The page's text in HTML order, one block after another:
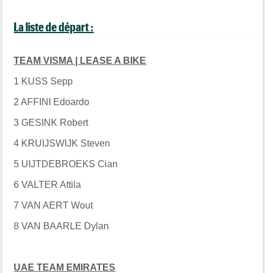
La liste de départ :
TEAM VISMA | LEASE A BIKE
1 KUSS Sepp
2 AFFINI Edoardo
3 GESINK Robert
4 KRUIJSWIJK Steven
5 UIJTDEBROEKS Cian
6 VALTER Attila
7 VAN AERT Wout
8 VAN BAARLE Dylan
UAE TEAM EMIRATES